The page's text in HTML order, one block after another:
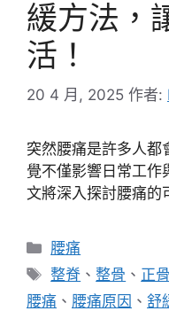
緩方法，
活！
20 4 月, 2025 作者:
突然腰痛是許多人都
覺不僅影響日常工作
文將深入探討腰痛的
分
類
腰痛
標
籤
整脊 、整骨 、 正
腰痛 、 腰痛原因 、 舒